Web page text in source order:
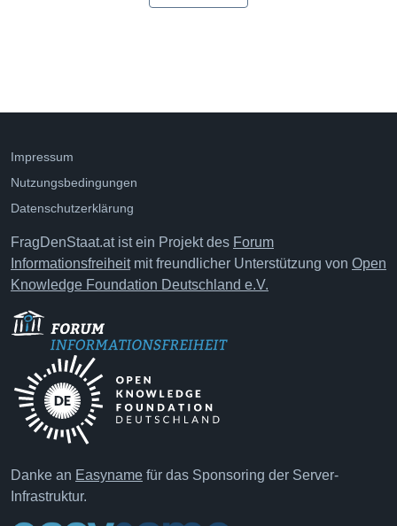
Impressum
Nutzungsbedingungen
Datenschutzerklärung
FragDenStaat.at ist ein Projekt des Forum
Informationsfreiheitmit freundlicher Unterstützung von Open
Knowledge Foundation Deutschland e.V.
Danke an Easyname für das Sponsoring der Server-
Infrastruktur.